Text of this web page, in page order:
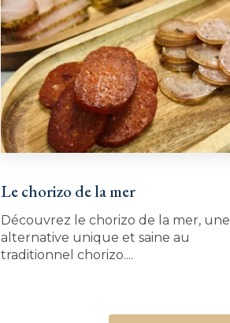
Le chorizo de la mer
Découvrez le chorizo de la mer, une
alternative unique et saine au
traditionnel chorizo....